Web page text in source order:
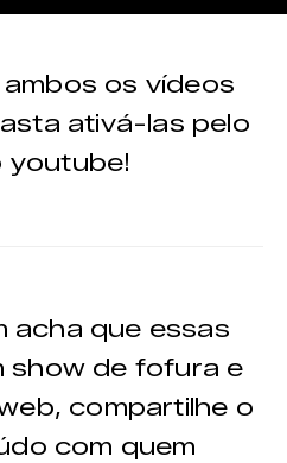
os vídeos
ativá-las pelo
youtube!
acha que essas
show de fofura e
compartilhe o
com quem